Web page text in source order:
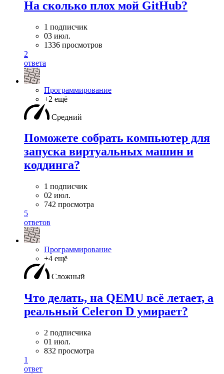
На сколько плох мой GitHub?
1 подписчик
03 июл.
1336 просмотров
2
ответа
Программирование
+2 ещё
Средний
Поможете собрать компьютер для
запуска виртуальных машин и
коддинга?
1 подписчик
02 июл.
742 просмотра
5
ответов
Программирование
+4 ещё
Сложный
Что делать, на QEMU всё летает, а
реальный Celeron D умирает?
2 подписчика
01 июл.
832 просмотра
1
ответ